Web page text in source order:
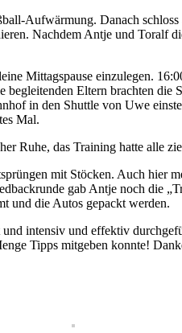
Aufwärmung. Danach
Nachdem Antje und Toralf
Mittagspause einzulegen.
begleitenden Eltern brachten
in den Shuttle von Uwe
Mal.
Ruhe, das Training hatte alle
mit Stöcken. Auch hier
gab Antje noch die
und die Autos gepackt werden.
intensiv und effektiv
Tipps mitgeben konnte!